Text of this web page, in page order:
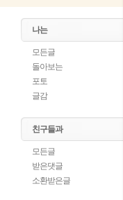
나는
모든글
돌아보는
포토
글감
친구들과
모든글
받은댓글
소환받은글